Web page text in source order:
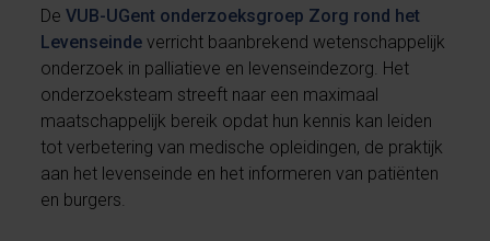
DeVUB-UGent onderzoeksgroep Zorg rond het
Levenseinde verricht baanbrekend wetenschappelijk
onderzoek in palliatieve en levenseindezorg. Het
onderzoeksteam streeft naar een maximaal
maatschappelijk bereik opdat hun kennis kan leiden
tot verbetering van medische opleidingen, de praktijk
aan het levenseinde en het informeren van patiënten
en burgers.